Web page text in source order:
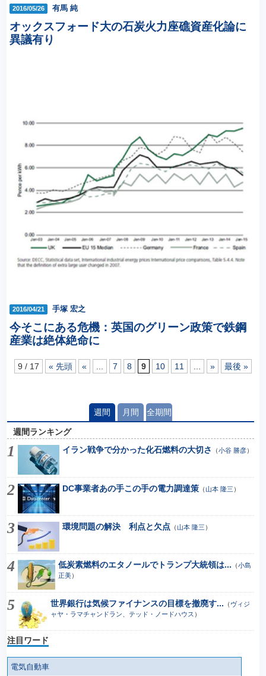
2016/05/26 有馬 純
オックスフォード大の石炭火力座礁資産化論に
異議有り
2016/04/21 手塚 宏之
今そこにある危機：英国のグリーン政策で鉄鋼
産業は絶体絶命に
9 / 17 « 先頭 « ... 7 8 9 10 11 ... » 最後 »
週間 月間 全期間
週間ランキング
イラン戦争で分かった化石燃料の大切さ
（小谷 勝彦）
DC事業者あの手この手の電力調達策（山本 隆三 ）
環境問題の解決 利点と欠点 （山本 隆三 ）
低炭素燃料のエタノールでトランプ大統領は... （小島
正美）
世界銀行は気候ファイナンスの目標を撤廃す... （ ヴィジ
ャヤ・ラマチャンドラン、テッド・ノードハウス ）
注目ワード
電気自動車